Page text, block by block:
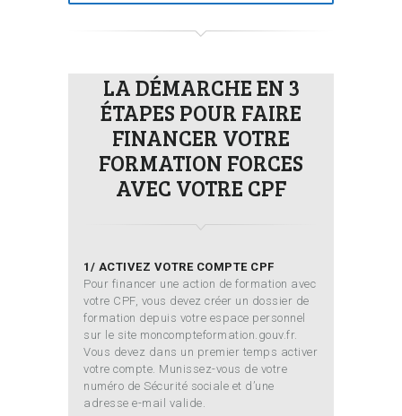
LA DÉMARCHE EN 3
ÉTAPES POUR FAIRE
FINANCER VOTRE
FORMATION FORCES
AVEC VOTRE CPF
1/ ACTIVEZ VOTRE COMPTE CPF
Pour financer une action de formation avec
votre CPF, vous devez créer un dossier de
formation depuis votre espace personnel
sur le site moncompteformation.gouv.fr.
Vous devez dans un premier temps activer
votre compte. Munissez-vous de votre
numéro de Sécurité sociale et d’une
adresse e-mail valide.